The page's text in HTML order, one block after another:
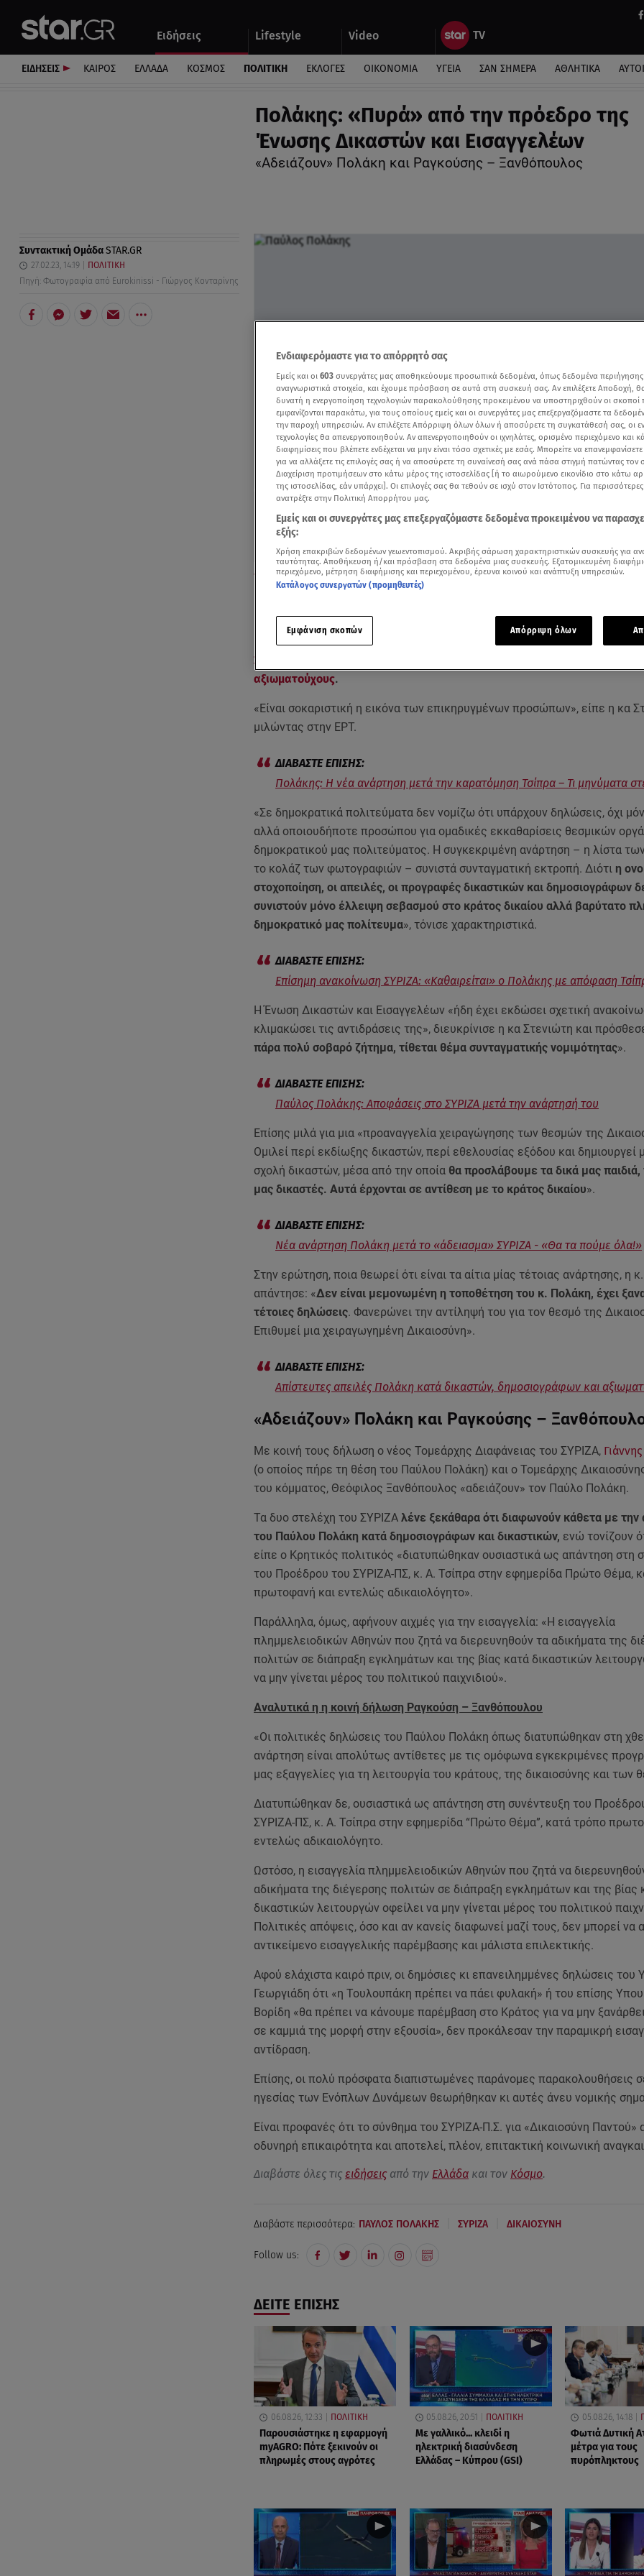
Ειδήσεις Lifestyle Video
Αυτοκίνητο
ΕΙΔΗΣΕΙΣ ΚΑΙΡΟΣ ΕΛΛΑΔΑ ΚΟΣΜΟΣ ΠΟΛΙΤΙΚΗ ΕΚΛΟΓΕΣ ΟΙΚΟΝΟΜΙΑ ΥΓΕΙΑ ΣΑΝ ΣΗΜΕΡΑ ΑΘΛΗΤΙΚΑ
Πολάκης: «Πυρά» από την πρόεδρο της
Ένωσης Δικαστών και Εισαγγελέων
«Αδειάζουν» Πολάκη και Ραγκούσης – Ξανθόπουλος
Συντακτική ΟμάδαSTAR.GR
27.02.23, 14:19
ΠΟΛΙΤΙΚΗ
Πηγή: Φωτογραφία από Eurokinissi - Γιώργος Κονταρίνης
Δείτε περισσότερα άρθρα μας στα αποτελέσματα αναζήτησης
«Είναι σοκαριστική η εικόνα των επικηρυγμένων προσώπων», είπε η πρόεδρος της Ένωσης
Εισαγγελέων Μαργαρίτα Στενιώτη / Βίντεο: ΕΡΤ
Για συνταγματική εκτροπή έκανε λόγο η πρόεδρος της Ένωσης Δικαστών
Εισαγγελέων Μαργαρίτα Στενιώτη, σχετικά με την ανάρτηση του
ΣΥΡΙΖΑ
αξιωματούχους.
«Είναι σοκαριστική η εικόνα των επικηρυγμένων προσώπων», είπε η κα
μιλώντας στην ΕΡΤ.
Πολάκης: Η νέα ανάρτηση μετά την καρατόμηση Τσίπρα – Τι μηνύματα
«Σε δημοκρατικά πολιτεύματα δεν νομίζω ότι υπάρχουν δηλώσεις, όχι
αλλά οποιουδήποτε προσώπου για ομαδικές εκκαθαρίσεις θεσμικών
δημοκρατικού μας πολιτεύματος. Η συγκεκριμένη ανάρτηση – η λίστα
το κολάζ των φωτογραφιών – συνιστά συνταγματική εκτροπή. Διότι η
στοχοποίηση, οι απειλές, οι προγραφές δικαστικών και δημοσιογράφων
συνιστούν μόνο έλλειψη σεβασμού στο κράτος δικαίου αλλά βαρύτατο
δημοκρατικό μας πολίτευμα», τόνισε χαρακτηριστικά.
Επίσημη ανακοίνωση ΣΥΡΙΖΑ: «Καθαιρείται» ο Πολάκης με απόφαση
Η Ένωση Δικαστών και Εισαγγελέων «ήδη έχει εκδώσει σχετική
κλιμακώσει τις αντιδράσεις της», διευκρίνισε η κα Στενιώτη και
πάρα πολύ σοβαρό ζήτημα, τίθεται θέμα συνταγματικής νομιμότητας».
Παύλος Πολάκης: Aποφάσεις στο ΣΥΡΙΖΑ μετά την ανάρτησή του
Επίσης μιλά για μια «προαναγγελία χειραγώγησης των θεσμών της
Ομιλεί περί εκδίωξης δικαστών, περί εθελουσίας εξόδου και δημιουργεί
σχολή δικαστών, μέσα από την οποίαθα προσλάβουμε τα δικά μας παιδιά,
μας δικαστές. Αυτά έρχονται σε αντίθεση με το κράτος δικαίου».
Νέα ανάρτηση Πολάκη μετά το «άδειασμα» ΣΥΡΙΖΑ - «Θα τα πούμε όλα!»
Στην ερώτηση, ποια θεωρεί ότι είναι τα αίτια μίας τέτοιας ανάρτησης, η
απάντησε: «Δεν είναι μεμονωμένη η τοποθέτηση του κ. Πολάκη, έχει
τέτοιες δηλώσεις. Φανερώνει την αντίληψή του για τον θεσμό της
Επιθυμεί μια χειραγωγημένη Δικαιοσύνη».
Απίστευτες απειλές Πολάκη κατά δικαστών, δημοσιογράφων και
«Αδειάζουν» Πολάκη και Ραγκούσης –
Με κοινή τους δήλωση ο νέος Τομεάρχης Διαφάνειας του ΣΥΡΙΖΑ,
(ο οποίος πήρε τη θέση του Παύλου Πολάκη) και ο Τομεάρχης
του κόμματος, Θεόφιλος Ξανθόπουλος «αδειάζουν» τον Παύλο Πολάκη.
Τα δυο στελέχη του ΣΥΡΙΖΑλένε ξεκάθαρα ότι διαφωνούν κάθετα με την
του Παύλου Πολάκη κατά δημοσιογράφων και δικαστικών, ενώ τονίζουν
είπε ο Κρητικός πολιτικός «διατυπώθηκαν ουσιαστικά ως απάντηση στη
του Προέδρου του ΣΥΡΙΖΑ-ΠΣ, κ. Α. Τσίπρα στην εφημερίδα Πρώτο Θέμα,
πρωτοφανή και εντελώς αδικαιολόγητο».
Παράλληλα, όμως, αφήνουν αιχμές για την εισαγγελία: «Η εισαγγελία
πλημμελειοδικών Αθηνών που ζητά να διερευνηθούν τα αδικήματα της
πολιτών σε διάπραξη εγκλημάτων και της βίας κατά δικαστικών
να μην γίνεται μέρος του πολιτικού παιχνιδιού».
Αναλυτικά η η κοινή δήλωση Ραγκούση – Ξανθόπουλου
«Οι πολιτικές δηλώσεις του Παύλου Πολάκη όπως διατυπώθηκαν στη
ανάρτηση είναι απολύτως αντίθετες με τις ομόφωνα εγκεκριμένες
μας εξαγγελίες για τη λειτουργία του κράτους, της δικαιοσύνης και των
Διατυπώθηκαν δε, ουσιαστικά ως απάντηση στη συνέντευξη του
ΣΥΡΙΖΑ-ΠΣ, κ. Α. Τσίπρα στην εφημερίδα “Πρώτο Θέμα”, κατά τρόπο
εντελώς αδικαιολόγητο.
Ωστόσο, η εισαγγελία πλημμελειοδικών Αθηνών που ζητά να
αδικήματα της διέγερσης πολιτών σε διάπραξη εγκλημάτων και της βίας
δικαστικών λειτουργών οφείλει να μην γίνεται μέρος του πολιτικού
Πολιτικές απόψεις, όσο και αν κανείς διαφωνεί μαζί τους, δεν μπορεί να
αντικείμενο εισαγγελικής παρέμβασης και μάλιστα επιλεκτικής.
Αφού ελάχιστα καιρό πριν, οι δημόσιες κι επανειλημμένες δηλώσεις του
Γεωργιάδη ότι «η Τουλουπάκη πρέπει να πάει φυλακή» ή του επίσης
Βορίδη «θα πρέπει να κάνουμε παρέμβαση στο Κράτος για να μην
σε καμμιά της μορφή στην εξουσία», δεν προκάλεσαν την παραμικρή
αντίδραση.
Επίσης, οι πολύ πρόσφατα διαπιστωμένες παράνομες παρακολουθήσεις
ηγεσίας των Ενόπλων Δυνάμεων θεωρήθηκαν κι αυτές άνευ νομικής
Είναι προφανές ότι το σύνθημα του ΣΥΡΙΖΑ-Π.Σ. για «Δικαιοσύνη Παντού»
οδυνηρή επικαιρότητα και αποτελεί, πλέον, επιτακτική κοινωνική
Διαβάστε όλες τις ειδήσειςαπό την Ελλάδακαι τον Κόσμο.
Διαβάστε περισσότερα: ΠΑΥΛΟΣ ΠΟΛΑΚΗΣ ΣΥΡΙΖΑ ΔΙΚΑΙΟΣΥΝΗ
Follow us:
ΔΕΙΤΕ ΕΠΙΣΗΣ
06.08.26, 12:33 ΠΟΛΙΤΙΚΗ
Παρουσιάστηκε η εφαρμογή
myAGRO: Πότε ξεκινούν οι
πληρωμές στους αγρότες
05.08.26, 20:51 ΠΟΛΙΤΙΚΗ
Με γαλλικό... κλειδί η
ηλεκτρική διασύνδεση
Ελλάδας – Κύπρου (GSI)
05.08.26, 14:18
Φωτιά Δυτική
μέτρα για τους
πυρόπληκτους
Ενδιαφερόμαστε για το απόρρητό σας
Εμείς και οι 603 συνεργάτες μας αποθηκεύουμε προσωπικά δεδομένα, όπως δεδομένα
αναγνωριστικά στοιχεία, και έχουμε πρόσβαση σε αυτά στη συσκευή σας. Αν επιλέξετε Αποδοχή,
δυνατή η ενεργοποίηση τεχνολογιών παρακολούθησης προκειμένου να υποστηριχθούν οι σκοποί
εμφανίζονται παρακάτω, για τους οποίους εμείς και οι συνεργάτες μας επεξεργαζόμαστε τα
την παροχή υπηρεσιών. Αν επιλέξετε Απόρριψη όλων όλων ή αποσύρετε τη συγκατάθεσή σας, οι
τεχνολογίες θα απενεργοποιηθούν. Αν απενεργοποιηθούν οι ιχνηλάτες, ορισμένο περιεχόμενο και
διαφημίσεις που βλέπετε ενδέχεται να μην είναι τόσο σχετικές με εσάς. Μπορείτε να
για να αλλάξετε τις επιλογές σας ή να αποσύρετε τη συναίνεσή σας ανά πάσα στιγμή πατώντας τον
Διαχείριση προτιμήσεων στο κάτω μέρος της ιστοσελίδας [ή το αιωρούμενο εικονίδιο στο κάτω
της ιστοσελίδας, εάν υπάρχει]. Οι επιλογές σας θα τεθούν σε ισχύ στον Ιστότοπος. Για
ανατρέξτε στην Πολιτική Απορρήτου μας.
Εμείς και οι συνεργάτες μας επεξεργαζόμαστε δεδομένα προκειμένου να
εξής:
Χρήση επακριβών δεδομένων γεωεντοπισμού. Ακριβής σάρωση χαρακτηριστικών συσκευής για
ταυτότητας. Αποθήκευση ή/και πρόσβαση στα δεδομένα μιας συσκευής. Εξατομικευμένη
περιεχόμενο, μέτρηση διαφήμισης και περιεχομένου, έρευνα κοινού και ανάπτυξη υπηρεσιών.
Κατάλογος συνεργατών (προμηθευτές)
Εμφάνιση σκοπών Απόρριψη όλων